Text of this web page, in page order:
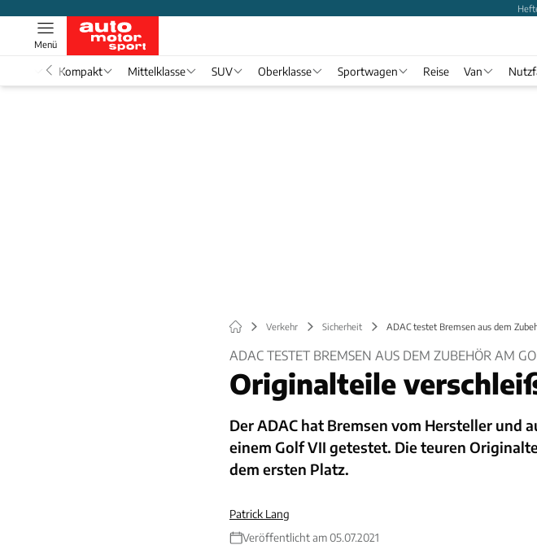
Menü
Kompakt Mittelklasse SUV Oberklasse Sportwagen Reise Van
Verkehr Sicherheit ADAC testet Bremsen aus dem
ADAC TESTET BREMSEN AUS DEM ZUBEHÖR AM
Originalteile
Der ADAC hat Bremsen vom Hersteller und
einem Golf VII getestet. Die teuren
dem ersten Platz.
Patrick Lang
Veröffentlicht am 05.07.2021